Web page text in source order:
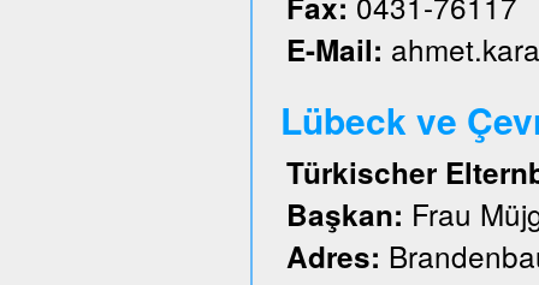
E-Mail:
Lübeck ve
Türkischer
Başkan: Frau
Adres: